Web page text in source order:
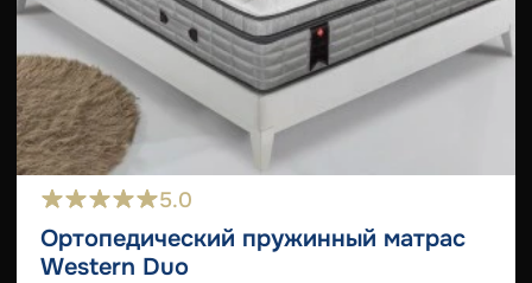
5.0
Ортопедический пружинный матрас
Western Duo